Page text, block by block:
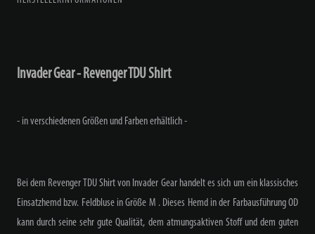
Invader Gear - Revenger TDU Shirt
- in verschiedenen Größen und Farben erhältlich -
Bei dem Revenger TDU Shirt von Invader Gear handelt es sich um ein klassisches
Einsatzhemd bzw. Feldbluse in Größe M . Dieses Hemd in der Farbausführung OD
kann durch seine sehr gute Qualität, dem atmungsaktiven Stoff und dem guten